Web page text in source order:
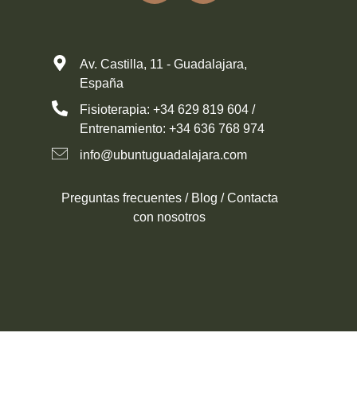
Av. Castilla, 11 - Guadalajara,
España
Fisioterapia: +34 629 819 604 /
Entrenamiento: +34 636 768 974
info@ubuntuguadalajara.com
Preguntas frecuentes / Blog /Contacta
con nosotros